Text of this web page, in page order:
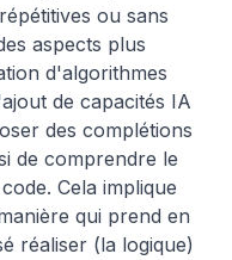
ou sans
aspects plus
d'algorithmes
de capacités IA
des complétions
de comprendre le
Cela implique
qui prend en
réaliser (la logique)